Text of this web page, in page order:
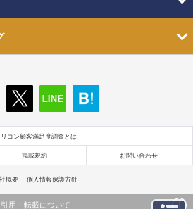
リコン顧客満足度調査とは
掲載規約 お問い合わせ
概要 個人情報保護方針
引用・転載について